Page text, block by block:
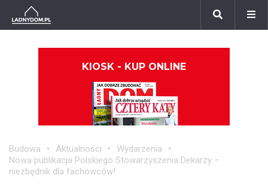
KIOSK - KUP ONLINE
Budowa Aktualności
Wydarzenia
Nowa publikacja Polskiego Stowarzyszenia Dekarzy –
niezbędnik dla fachowców!